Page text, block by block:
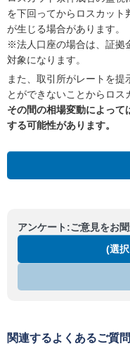
を下回ってからロスカット
が生じる場合があります。
※法人口座の場合は、証拠
対象になります。
また、取引所がレートを提
とができないことからロス
その間の相場変動によって
する可能性があります。
アンケート:ご意見をお
(選
関連するよくあるご質問